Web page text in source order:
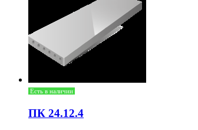
Есть в наличии
ПК 24.12.4